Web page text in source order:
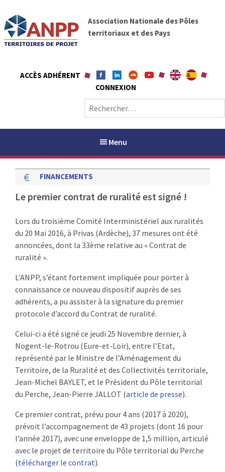
t
A
N
P
P
Association Nationale des Pôles
territoriaux et des Pays
ACCÈS ADHÉRENT
CONNEXION
e
c
c
e
:
Menu
PAYS / PETR
ANPP
RENCONTRES
JURIDIQUE
EUROPE
EMPLOI
FINANCEMENTS
Le premier contrat de ruralité est signé !
Lors du troisième Comité Interministériel aux ruralités
du 20 Mai 2016, à Privas (Ardèche), 37 mesures ont été
annoncées, dont la 33ème relative au « Contrat de
ruralité ».
L’ANPP, s’étant fortement impliquée pour porter à
connaissance ce nouveau dispositif auprès de ses
adhérents, a pu assister à la signature du premier
protocole d’accord du Contrat de ruralité.
Celui-ci a été signé ce jeudi 25 Novembre dernier, à
Nogent-le-Rotrou (Eure-et-Loir), entre l’Etat,
représenté par le Ministre de l’Aménagement du
Territoire, de la Ruralité et des Collectivités territoriale,
Jean-Michel BAYLET, et le Président du Pôle territorial
du Perche, Jean-Pierre JALLOT (article de presse).
Ce premier contrat, prévu pour 4 ans (2017 à 2020),
prévoit l’accompagnement de 43 projets (dont 16 pour
l’année 2017), avec une enveloppe de 1,5 million, articulé
avec le projet de territoire du Pôle territorial du Perche
(télécharger le contrat).